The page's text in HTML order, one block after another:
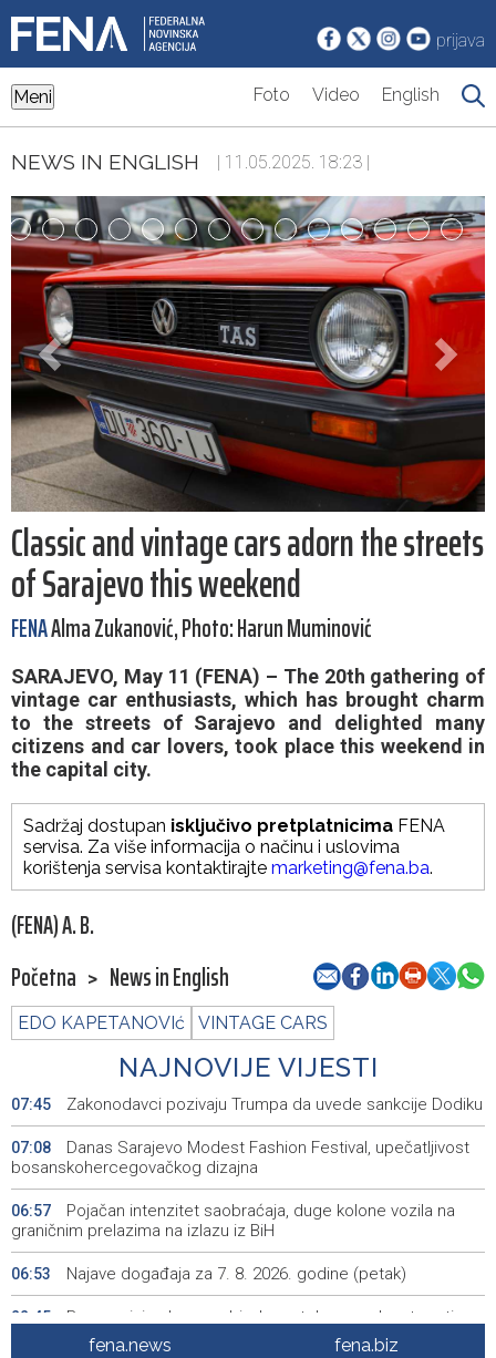
prijava
Meni Foto Video English
NEWS IN ENGLISH | 11.05.2025. 18:23 |
Classic and vintage cars adorn the streets
of Sarajevo this weekend
FENAAlma Zukanović, Photo: Harun Muminović
SARAJEVO, May 11 (FENA) – The 20th gathering of
vintage car enthusiasts, which has brought charm
to the streets of Sarajevo and delighted many
citizens and car lovers, took place this weekend in
the capital city.
Sadržaj dostupan isključivo pretplatnicima FENA
servisa. Za više informacija o načinu i uslovima
korištenja servisa kontaktirajte marketing@fena.ba.
(FENA) A. B.
Početna > News in English
EDO KAPETANOVIć VINTAGE CARS
NAJNOVIJE VIJESTI
07:45 Zakonodavci pozivaju Trumpa da uvede sankcije Dodiku
07:08
Danas Sarajevo Modest Fashion Festival, upečatljivost
bosanskohercegovačkog dizajna
06:57
Pojačan intenzitet saobraćaja, duge kolone vozila na
graničnim prelazima na izlazu iz BiH
06:53 Najave događaja za 7. 8. 2026. godine (petak)
22:45
Borac minimalnom pobjedom stekao prednost protiv
fena.news fena.biz